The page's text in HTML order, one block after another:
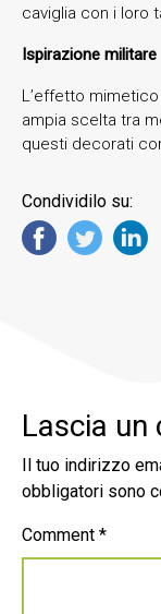
caviglia con i loro
Ispirazione militare
L’effetto
ampia scelta tra
questi decorati
Condividilo su:
Lascia
Il tuo indirizzo
obbligatori sono
Comment *